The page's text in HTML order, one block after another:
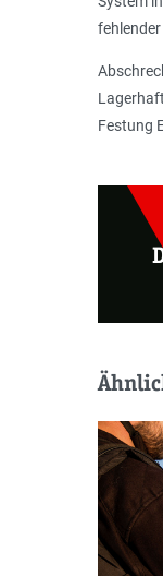
Festung